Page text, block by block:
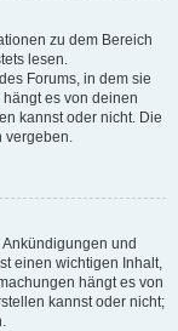
zu dem Bereich
lesen.
Forums, in dem sie
es von deinen
kannst oder nicht. Die
vergeben.
und
einen wichtigen Inhalt,
hängt es von
kannst oder nicht;